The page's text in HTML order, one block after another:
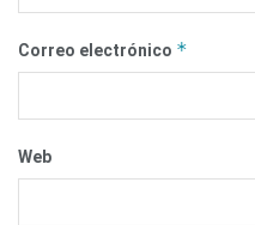
Correo electrónico *
Web